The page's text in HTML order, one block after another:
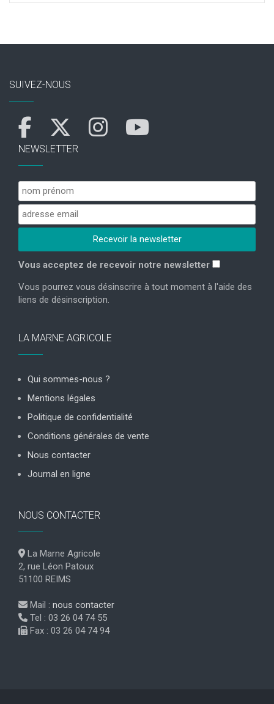
SUIVEZ-NOUS
NEWSLETTER
Vous acceptez de recevoir notre newsletter
Vous pourrez vous désinscrire à tout moment à l'aide des
liens de désinscription.
LA MARNE AGRICOLE
Qui sommes-nous ?
Mentions légales
Politique de confidentialité
Conditions générales de vente
Nous contacter
Journal en ligne
NOUS CONTACTER
La Marne Agricole
2, rue Léon Patoux
51100 REIMS
Mail : nous contacter
Tel : 03 26 04 74 55
Fax : 03 26 04 74 94